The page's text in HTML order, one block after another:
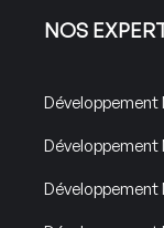
NOS
Développement